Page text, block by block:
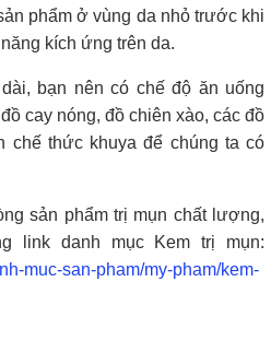
phẩm ở vùng da nhỏ trước khi
kích ứng trên da.
bạn nên có chế độ ăn uống
cay nóng, đồ chiên xào, các đồ
chế thức khuya để chúng ta có
sản phẩm trị mụn chất lượng,
link danh mục Kem trị mụn:
muc-san-pham/my-pham/kem-